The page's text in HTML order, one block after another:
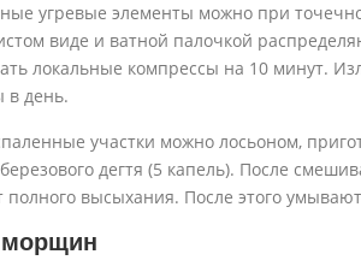
угревые элементы можно при
виде и ватной палочкой
локальные компрессы на 10 минут.
в день.
участки можно лосьоном,
дегтя (5 капель). После
высыхания. После этого
морщин